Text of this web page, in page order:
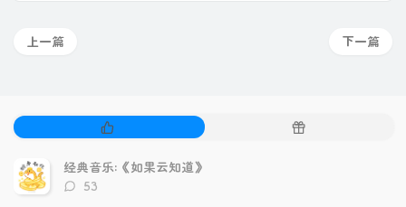
下一篇
上一篇
门
文
章
随
经典音乐:《如果云知道》
评
53